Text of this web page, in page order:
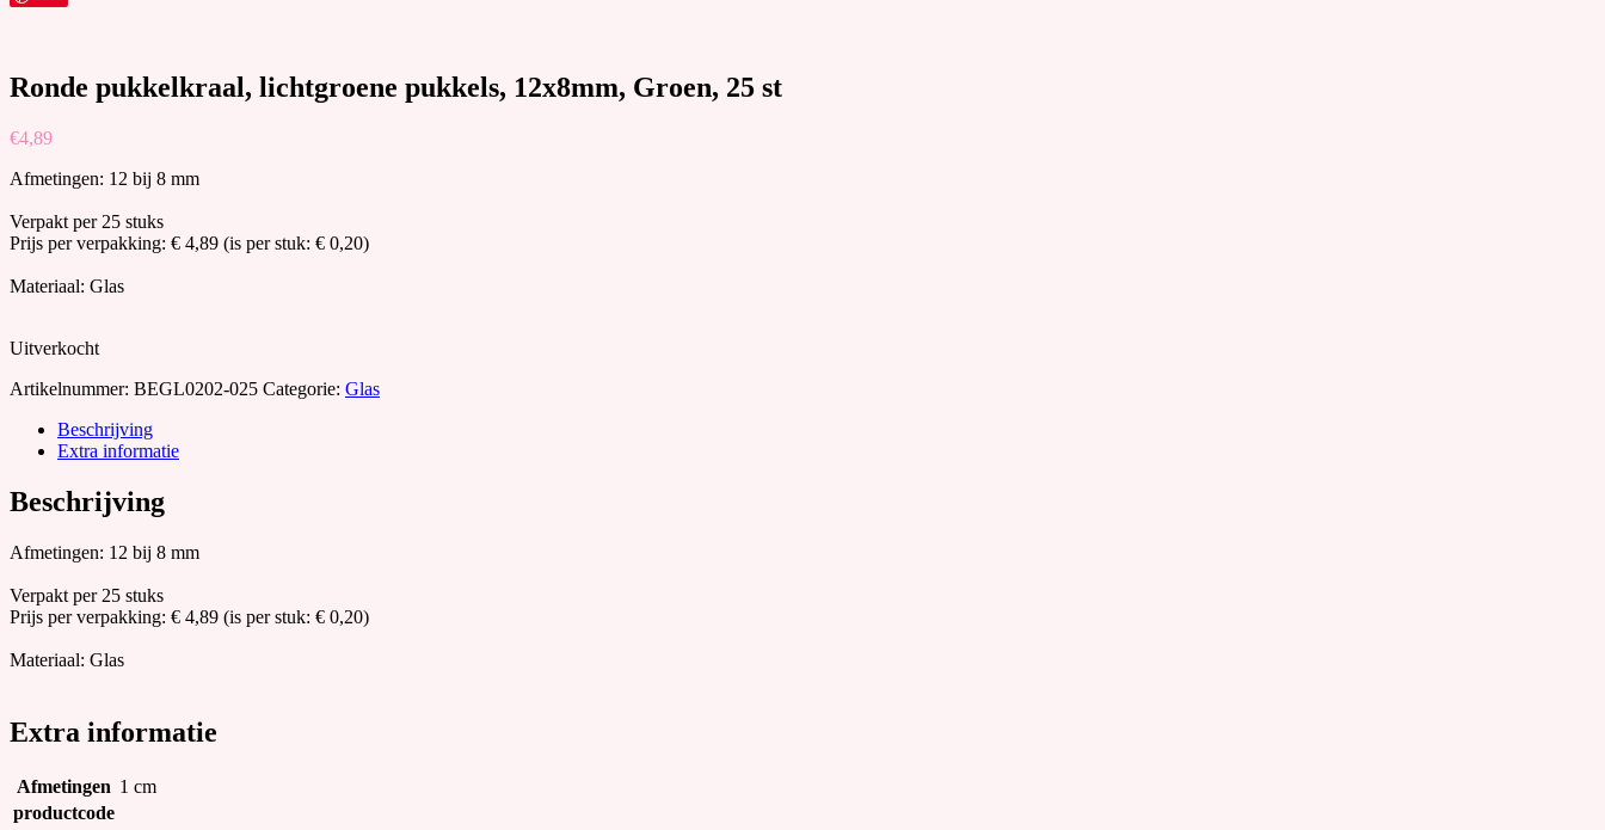
Ronde pukkelkraal, lichtgroene pukkels, 12x8mm, Groen, 25 st
€4,89
Afmetingen: 12 bij 8 mm
Verpakt per 25 stuks
Prijs per verpakking: € 4,89 (is per stuk: € 0,20)
Materiaal: Glas
Uitverkocht
Artikelnummer: BEGL0202-025 Categorie: Glas
Beschrijving
Extra informatie
Beschrijving
Afmetingen: 12 bij 8 mm
Verpakt per 25 stuks
Prijs per verpakking: € 4,89 (is per stuk: € 0,20)
Materiaal: Glas
Extra informatie
Afmetingen 1 cm
productcode